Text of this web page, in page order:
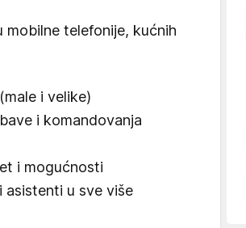
mobilne telefonije, kućnih
i velike)
i komandovanja
i mogućnosti
asistenti u sve više